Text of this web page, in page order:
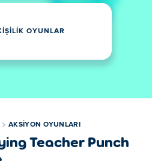
OYUNLAR
AKSIYON OYUNLARI
Teacher Punch